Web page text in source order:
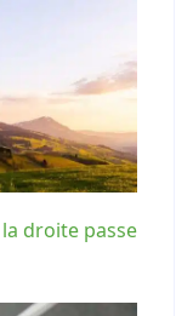
la droite passe